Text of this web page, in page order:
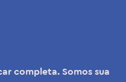
completa. Somos sua